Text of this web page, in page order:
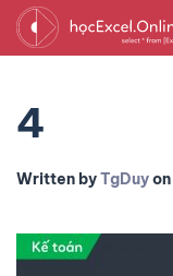
4
Written byTgDuyon